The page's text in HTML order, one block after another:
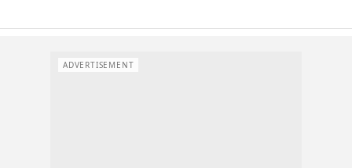
ADVERTISEMENT